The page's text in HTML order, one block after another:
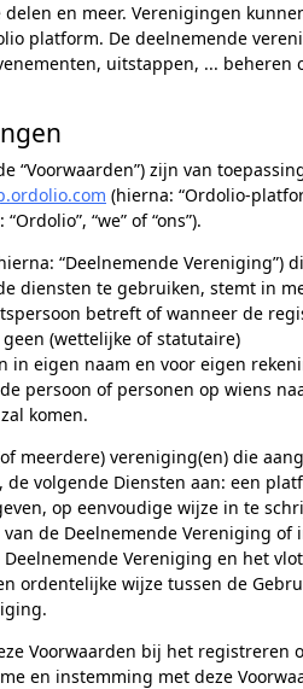
en meer. Verenigingen
platform. De deelnemende
uitstappen, ... beheren
“Voorwaarden”) zijn van
(hierna: “Ordolio-
“we” of “ons”).
“Deelnemende Vereniging”)
diensten te gebruiken, stemt in
betreft of wanneer de
(wettelijke of statutaire)
in eigen naam en voor eigen
persoon of personen op wiens
komen.
meerdere) vereniging(en) die
volgende Diensten aan: een
op eenvoudige wijze in te
de Deelnemende Vereniging of
Vereniging en het
ordentelijke wijze tussen de
Voorwaarden bij het registreren
en instemming met deze